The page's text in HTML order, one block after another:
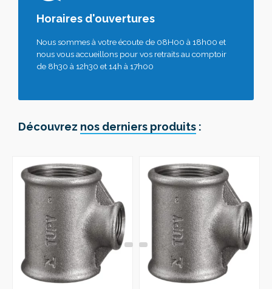
Horaires d'ouvertures
Nous sommes à votre écoute de 08H00 à 18h00 et
nous vous accueillons pour vos retraits au comptoir
de 8h30 à 12h30 et 14h à 17h00
Découvrez nos derniers produits :